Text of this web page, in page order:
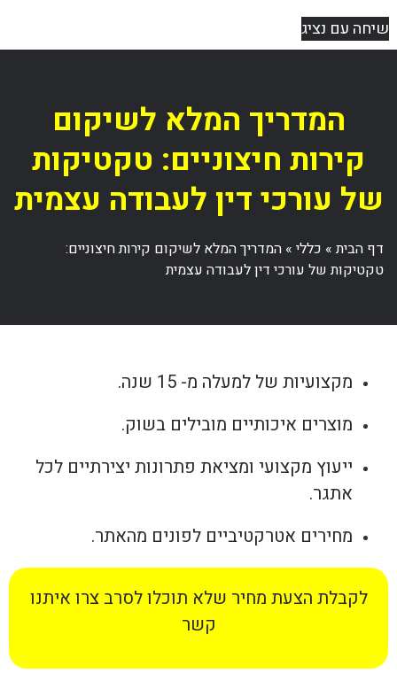
שיחה עם נציג
המדריך המלא לשיקום
קירות חיצוניים: טקטיקות
של עורכי דין לעבודה עצמית
דף הבית» כללי» המדריך המלא לשיקום קירות חיצוניים:
טקטיקות של עורכי דין לעבודה עצמית
מקצועיות של למעלה מ- 15 שנה.
מוצרים איכותיים מובילים בשוק.
ייעוץ מקצועי ומציאת פתרונות יצירתיים לכל
אתגר.
מחירים אטרקטיביים לפונים מהאתר.
לקבלת הצעת מחיר שלא תוכלו לסרב צרו איתנו
קשר